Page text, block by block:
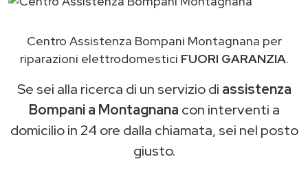
Centro Assistenza Bompani Montagnana per
riparazioni elettrodomestici FUORI GARANZIA.
Se sei alla ricerca di un servizio di assistenza
Bompani a Montagnana con interventi a
domicilio in 24 ore dalla chiamata, sei nel posto
giusto.